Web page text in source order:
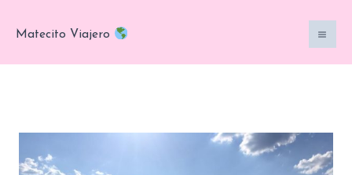
Matecito Viajero